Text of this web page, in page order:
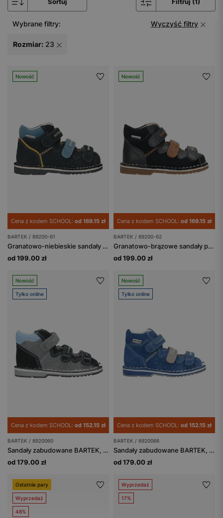
Wybrane filtry: Wyczyść filtry
Rozmiar: 23
Nowość
Cena z kodem SCHOOL: od 169.15 zł
BARTEK / 89200-61
Granatowo-niebieskie sandały profilaktyczne z obcasem Thomasa BARTEK 89200-61
od 199.00 zł
Nowość
Cena z kodem SCHOOL: od 169.15 zł
BARTEK / 89200-62
Granatowo-brązowe sandały profilaktyczne z obcasem Thomasa BARTEK 89200-62
od 199.00 zł
Nowość
Tylko online
Cena z kodem SCHOOL: od 152.15 zł
BARTEK / 8920060
Sandały zabudowane BARTEK, 89200-60, dla chłopców, popielato-granatowe
od 179.00 zł
Nowość
Tylko online
Cena z kodem SCHOOL: od 152.15 zł
BARTEK / 8920066
Sandały zabudowane BARTEK, 89200-66, dla chłopców niebiesko-popielate
od 179.00 zł
Ostatnie pary
Wyprzedaż
48%
Wyprzedaż
17%